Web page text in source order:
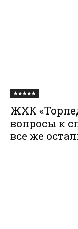
★★★★★
ЖХК
вопросы к
все же